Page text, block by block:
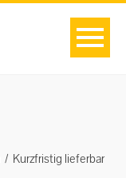
Kurzfristig lieferbar